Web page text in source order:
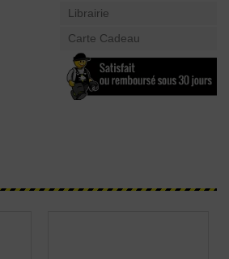
Librairie
Carte Cadeau